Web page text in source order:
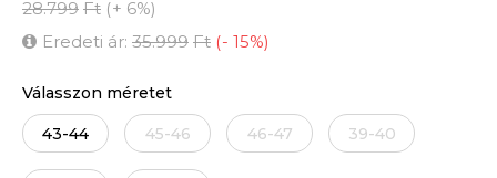
28.799 Ft (+ 6%)
Eredeti ár: 35.999 Ft (- 15%)
Válasszon méretet
43-44 45-46 46-47 39-40